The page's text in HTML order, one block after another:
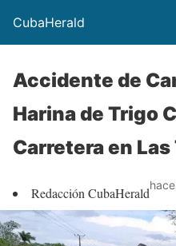
CubaHerald
Accidente de
Harina de Trigo
Carretera en Las
Redacción CubaHerald